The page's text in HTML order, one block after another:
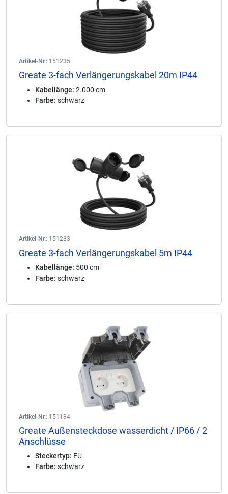
Artikel-Nr.: 151235
Greate 3-fach Verlängerungskabel 20m IP44
Kabellänge: 2.000 cm
Farbe: schwarz
Artikel-Nr.: 151233
Greate 3-fach Verlängerungskabel 5m IP44
Kabellänge: 500 cm
Farbe: schwarz
Artikel-Nr.: 151184
Greate Außensteckdose wasserdicht / IP66 / 2
Anschlüsse
Steckertyp: EU
Farbe: schwarz